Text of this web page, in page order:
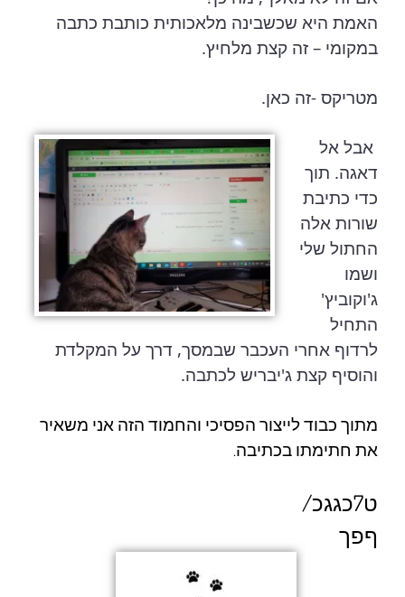
האמת היא שכשבינה מלאכותית כותבת כתבה
במקומי – זה קצת מלחיץ.
מטריקס -זה כאן.
אבל אל
דאגה. תוך
כדי כתיבת
שורות אלה
החתול שלי
ושמו
ג'וקוביץ'
התחיל
לרדוף אחרי העכבר שבמסך, דרך על המקלדת
והוסיף קצת ג'יבריש לכתבה.
מתוך כבוד לייצור הפסיכי והחמוד הזה אני משאיר
את חתימתו בכתיבה.
ט7כגגכ/
ףפך